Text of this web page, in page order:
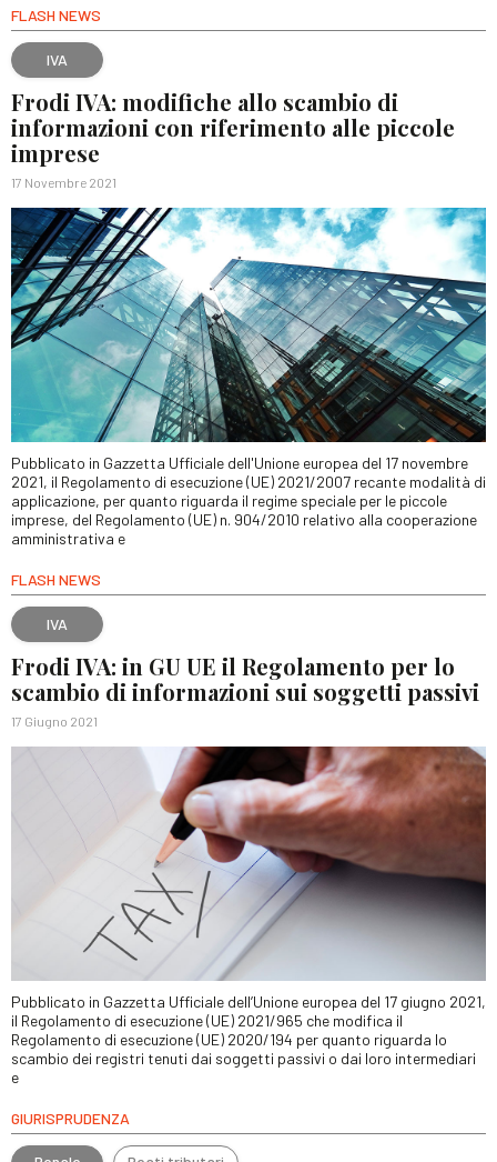
FLASH NEWS
IVA
Frodi IVA: modifiche allo scambio di
informazioni con riferimento alle piccole
imprese
17 Novembre 2021
Pubblicato in Gazzetta Ufficiale dell'Unione europea del 17 novembre
2021, il Regolamento di esecuzione (UE) 2021/2007 recante modalità di
applicazione, per quanto riguarda il regime speciale per le piccole
imprese, del Regolamento (UE) n. 904/2010 relativo alla cooperazione
amministrativa e
FLASH NEWS
IVA
Frodi IVA: in GU UE il Regolamento per lo
scambio di informazioni sui soggetti passivi
17 Giugno 2021
Pubblicato in Gazzetta Ufficiale dell’Unione europea del 17 giugno 2021,
il Regolamento di esecuzione (UE) 2021/965 che modifica il
Regolamento di esecuzione (UE) 2020/194 per quanto riguarda lo
scambio dei registri tenuti dai soggetti passivi o dai loro intermediari
e
GIURISPRUDENZA